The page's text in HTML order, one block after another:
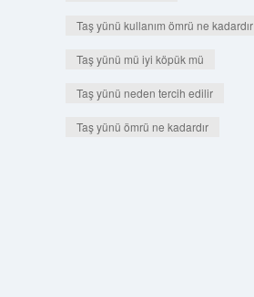
Taş yünü kullanım ömrü ne kadardır
Taş yünü mü iyi köpük mü
Taş yünü neden tercih edilir
Taş yünü ömrü ne kadardır